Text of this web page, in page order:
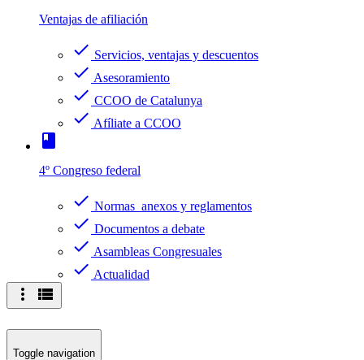
Ventajas de afiliación
check Servicios, ventajas y descuentos
check Asesoramiento
check CCOO de Catalunya
check Afíliate a CCOO
book
4º Congreso federal
check Normas anexos y reglamentos
check Documentos a debate
check Asambleas Congresuales
check Actualidad
more_vert view_list
Toggle navigation